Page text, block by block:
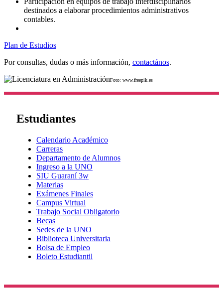
destinados a elaborar procedimientos administrativos
contables.
Plan de Estudios
Por consultas, dudas o más información, contactános.
Foto: www.freepik.es
Estudiantes
Calendario Académico
Carreras
Departamento de Alumnos
Ingreso a la UNO
SIU Guaraní 3w
Materias
Exámenes Finales
Campus Virtual
Trabajo Social Obligatorio
Becas
Sedes de la UNO
Biblioteca Universitaria
Bolsa de Empleo
Boleto Estudiantil